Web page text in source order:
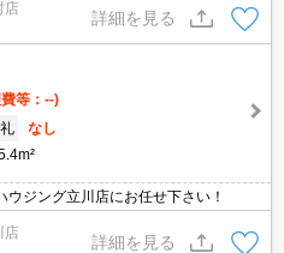
店
詳細を見る
等：--)
礼
なし
ジング立川店にお任せ下さい！
店
詳細を見る